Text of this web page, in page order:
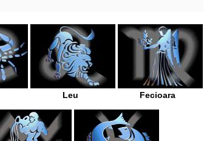
Leu Fecioara